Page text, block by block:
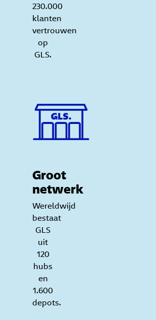
230.000
klanten
vertrouwen
op
GLS.
Groot
netwerk
Wereldwijd
bestaat
GLS
uit
120
hubs
en
1.600
depots.